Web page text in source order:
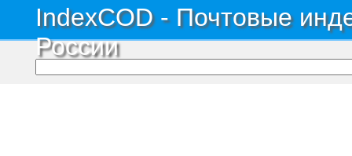
IndexCOD - Почтовые
России